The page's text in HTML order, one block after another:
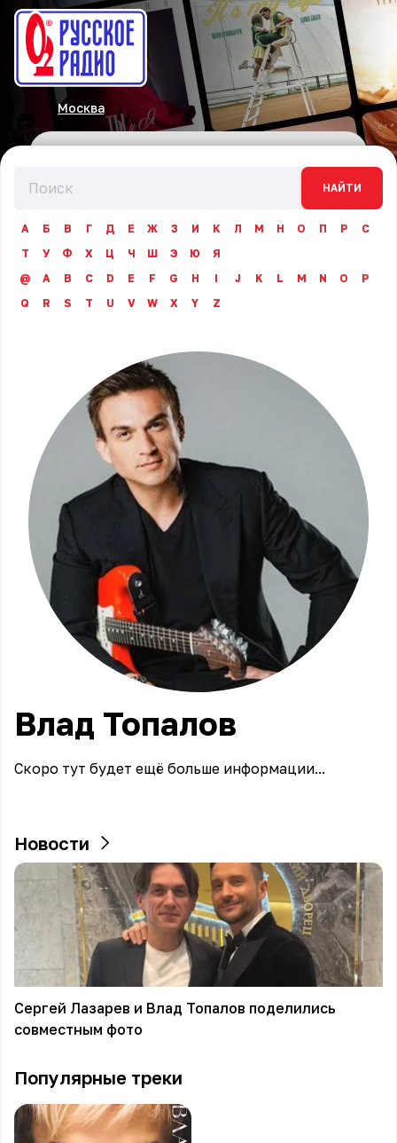
Москва
НАЙТИ
А Б В Г Д Е Ж З И К Л М Н О П Р
С
Т
У Ф Х Ц Ч Ш Э Ю
Я
@
A B C D E F G H I J K L M N O
P
Q
R S T U V W X Y Z
Влад Топалов
Скоро тут будет ещё больше информации...
Новости
Сергей Лазарев и Влад Топалов поделились
совместным фото
Популярные треки